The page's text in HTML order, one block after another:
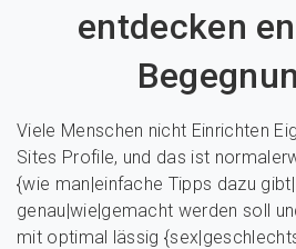
entdecken
Viele Menschen nicht Einrichten
Sites Profile, und das ist
{wie man|einfache Tipps dazu
genau|wie|gemacht werden soll
mit optimal lässig